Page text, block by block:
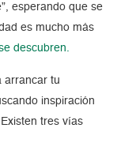
esperando que se
es mucho más
descubren.
arrancar tu
inspiración
tres vías